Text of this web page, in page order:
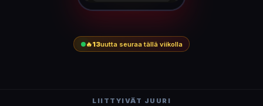
🔥13uutta seuraa tällä viikolla
LIITTYIVÄT JUURI